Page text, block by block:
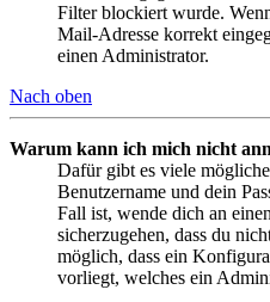
Filter blockiert wurde.
Mail-Adresse korrekt
einen Administrator.
Nach oben
Warum kann ich mich nicht
Dafür gibt es viele
Benutzername und dein
Fall ist, wende dich an
sicherzugehen, dass du
möglich, dass ein
vorliegt, welches ein